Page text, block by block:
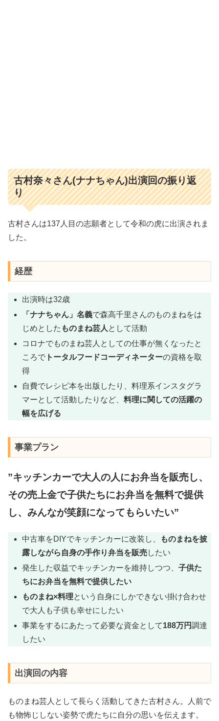
古村奈々さん(ナナちゃん)出演回の振り返
り
古村さんは137人目の志願者として令和の虎に出演されま
した。
経歴
出演時は32歳
「ナナちゃん」名義で森高千里さんのものまねをは
じめとした ものまね芸人 として活動
コロナでものまね芸人としての仕事が無くなったと
ころで トータルフードコーディネーターの資格を取
得
自費でレシピ本を出版したり、料理系インスタグラ
マーとして活動したりなど、料理に関しての活躍の
幅を広げる
事業プラン
”キッチンカーで大人の人にお弁当を販売し、
その売上金で子供たちにお弁当を無料で提供
し、みんなが笑顔になってもらいたい”
中古車をDIYでキッチンカーに改装し、
ものまねを披
露しながら自身の手作り弁当を販売したい
発生した収益でキッチンカーを維持しつつ、子供た
ちにお弁当を無料で提供したい
ものまね×料理という自身にしかできない掛け合わせ
で大人も子供も幸せにしたい
事業をするにあたって必要な資金として188万円調達
したい
出演回の内容
ものまね芸人として長らく活動してきた古村さん。人前で
も物怖じしない姿勢で虎たちに自分の思いを伝えます。